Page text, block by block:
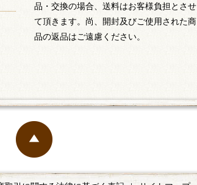
品・交換の場合、送料はお客様負担とさせ
て頂きます。尚、開封及びご使用された商
品の返品はご遠慮ください。